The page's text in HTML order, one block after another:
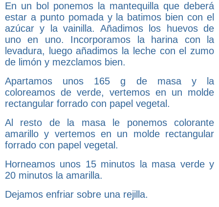
En un bol ponemos la mantequilla que deberá
estar a punto pomada y la batimos bien con el
azúcar y la vainilla. Añadimos los huevos de
uno en uno. Incorporamos la harina con la
levadura, luego añadimos la leche con el zumo
de limón y mezclamos bien.
Apartamos unos 165 g de masa y la
coloreamos de verde, vertemos en un molde
rectangular forrado con papel vegetal.
Al resto de la masa le ponemos colorante
amarillo y vertemos en un molde rectangular
forrado con papel vegetal.
Horneamos unos 15 minutos la masa verde y
20 minutos la amarilla.
Dejamos enfriar sobre una rejilla.